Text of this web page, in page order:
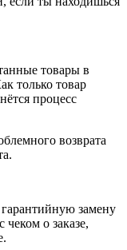
товары в
только товар
процесс
возврата
замену
с чеком о заказе,